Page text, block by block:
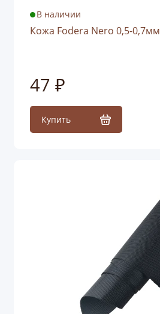
В наличии
Кожа Fodera Nero 0,5-0,7мм
47 ₽
Купить